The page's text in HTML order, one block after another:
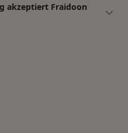
akzeptiert Fraidoon